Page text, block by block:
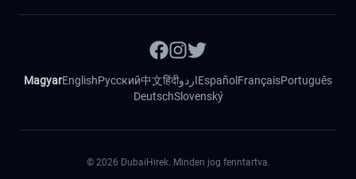
MagyarEnglishРусский中文हिंदीاردوEspañol FrançaisPortuguês
DeutschSlovenský
© 2026 DubaiHirek. Minden jog fenntartva.